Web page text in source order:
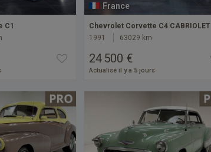
C1
France
Chevrolet Corvette C4 CABRIOLET
1991
63029 km
24 500 €
Actualisé il y a 5 jours